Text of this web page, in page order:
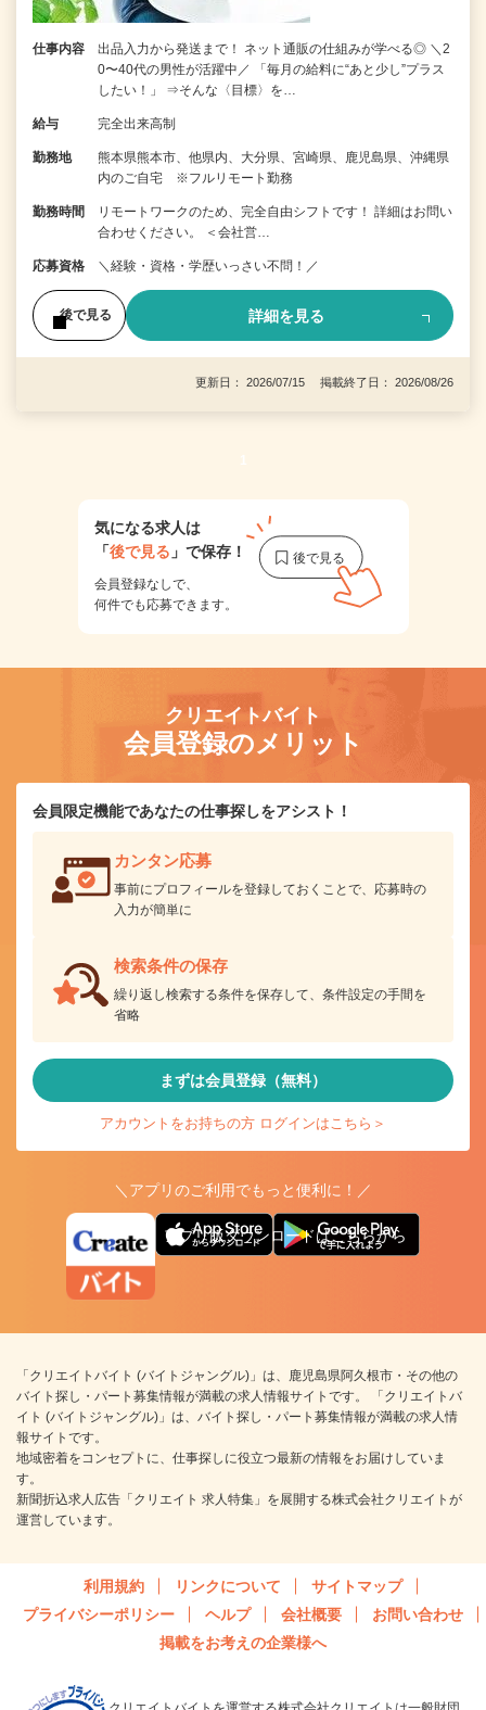
仕事内容
出品入力から発送まで！ ネット通販の仕組みが学べる◎ ＼2
0〜40代の男性が活躍中／ 「毎月の給料に“あと少し”プラス
したい！」 ⇒そんな〈目標〉を…
給与 完全出来高制
勤務地
熊本県熊本市、他県内、大分県、宮崎県、鹿児島県、沖縄県
内のご自宅 ※フルリモート勤務
勤務時間
リモートワークのため、完全自由シフトです！ 詳細はお問い
合わせください。 ＜会社営…
応募資格 ＼経験・資格・学歴いっさい不問！／
後で見る 詳細を見る
更新日： 2026/07/15 掲載終了日： 2026/08/26
1
気になる求人は
「後で見る 」で保存！
会員登録なしで、
何件でも応募できます。
クリエイトバイト
会員登録のメリット
会員限定機能であなたの仕事探しをアシスト！
カンタン応募
事前にプロフィールを登録しておくことで、応募時の
入力が簡単に
検索条件の保存
繰り返し検索する条件を保存して、条件設定の手間を
省略
まずは会員登録（無料）
アカウントをお持ちの方 ログインはこちら＞
＼アプリのご利用でもっと便利に！／
アプリ版ダウンロードはこちらから
「クリエイトバイト (バイトジャングル)」は、鹿児島県阿久根市・その他の
バイト探し・パート募集情報が満載の求人情報サイトです。 「クリエイトバ
イト (バイトジャングル)」は、バイト探し・パート募集情報が満載の求人情
報サイトです。
地域密着をコンセプトに、仕事探しに役立つ最新の情報をお届けしていま
す。
新聞折込求人広告「クリエイト 求人特集」を展開する株式会社クリエイトが
運営しています。
利用規約 リンクについて
サイトマップ
プライバシーポリシー
ヘルプ 会社概要
お問い合わせ
掲載をお考えの企業様へ